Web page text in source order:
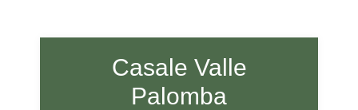
Casale Valle
Palomba